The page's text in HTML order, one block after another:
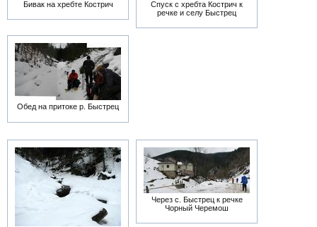
Бивак на хребте Кострич
Спуск с хребта Кострич к
речке и селу Быстрец
Обед на притоке р. Быстрец
Через с. Быстрец к речке
Чорный Черемош